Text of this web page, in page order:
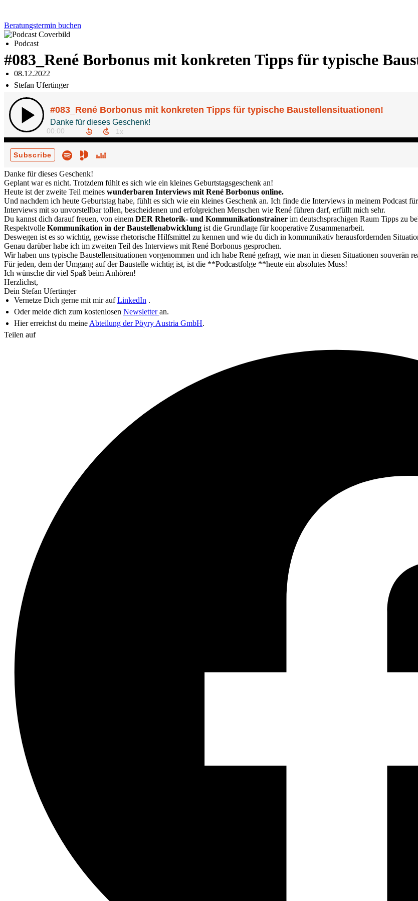
Beratungstermin buchen
Podcast
#083_René Borbonus mit konkreten Tipps für typische
08.12.2022
Stefan Ufertinger
Danke für dieses Geschenk!
Geplant war es nicht. Trotzdem fühlt es sich wie ein kleines Geburtstagsgeschenk an!
Heute ist der zweite Teil meines wunderbaren Interviews mit René Borbonus online.
Und nachdem ich heute Geburtstag habe, fühlt es sich wie ein kleines Geschenk an. Ich finde die Interviews in meinem Podcast
Interviews mit so unvorstellbar tollen, bescheidenen und erfolgreichen Menschen wie René führen darf, erfüllt mich sehr.
Du kannst dich darauf freuen, von einem DER Rhetorik- und Kommunikationstrainer im deutschsprachigen Raum Tipps zu
Respektvolle Kommunikation in der Baustellenabwicklung ist die Grundlage für kooperative Zusammenarbeit.
Deswegen ist es so wichtig, gewisse rhetorische Hilfsmittel zu kennen und wie du dich in kommunikativ herausfordernden
Genau darüber habe ich im zweiten Teil des Interviews mit René Borbonus gesprochen.
Wir haben uns typische Baustellensituationen vorgenommen und ich habe René gefragt, wie man in diesen Situationen souverän
Für jeden, dem der Umgang auf der Baustelle wichtig ist, ist die **Podcastfolge **heute ein absolutes Muss!
Ich wünsche dir viel Spaß beim Anhören!
Herzlichst,
Dein Stefan Ufertinger
Vernetze Dich gerne mit mir aufLinkedIn .
Oder melde dich zum kostenlosen Newsletteran.
Hier erreichst du meine Abteilung der Pöyry Austria GmbH.
Teilen auf